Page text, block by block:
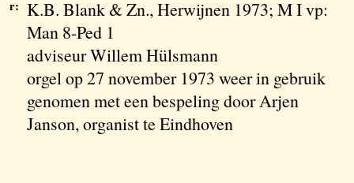
r: K.B. Blank & Zn., Herwijnen 1973; M I vp:
Man 8-Ped 1
adviseur Willem Hülsmann
orgel op 27 november 1973 weer in gebruik
genomen met een bespeling door Arjen
Janson, organist te Eindhoven